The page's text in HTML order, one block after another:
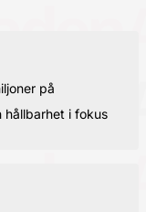
på
hållbarhet i fokus